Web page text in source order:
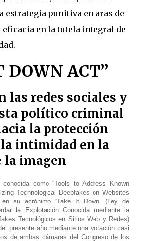
estrategia punitiva en aras de
en la tutela integral de
DOWN ACT”
las redes sociales y
político criminal
la protección
intimidad en la
la imagen
como “Tools to Address Known
Technological Deepfakes on Websites
su acrónimo “Take It Down” (Ley de
la Explotación Conocida mediante la
Tecnológicos en Sitios Web y Redes)
presente año mediante una votación casi
de ambas cámaras del Congreso de los